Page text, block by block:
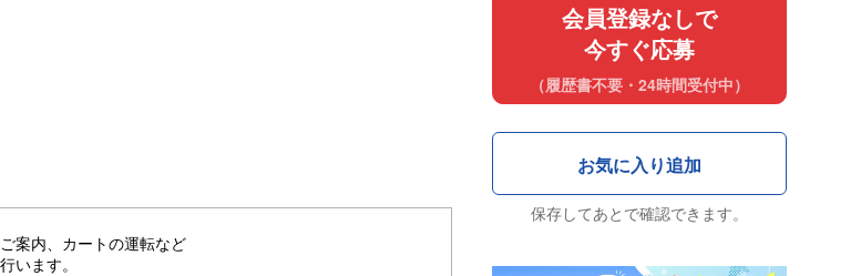
案内、カートの運転など
います。
会員登録なしで
今すぐ応募
（履歴書不要・24時間受付中）
保存してあとで確認できます。